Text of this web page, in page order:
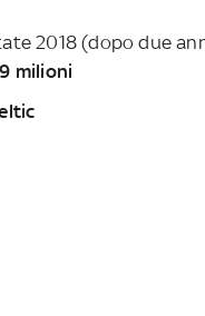
2018 (dopo due
milioni